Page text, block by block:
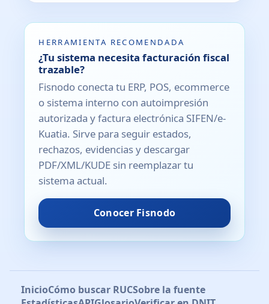
HERRAMIENTA RECOMENDADA
¿Tu sistema necesita facturación fiscal
trazable?
Fisnodo conecta tu ERP, POS, ecommerce
o sistema interno con autoimpresión
autorizada y factura electrónica SIFEN/e-
Kuatia. Sirve para seguir estados,
rechazos, evidencias y descargar
PDF/XML/KUDE sin reemplazar tu
sistema actual.
Conocer Fisnodo
InicioCómo buscar RUCSobre la fuente